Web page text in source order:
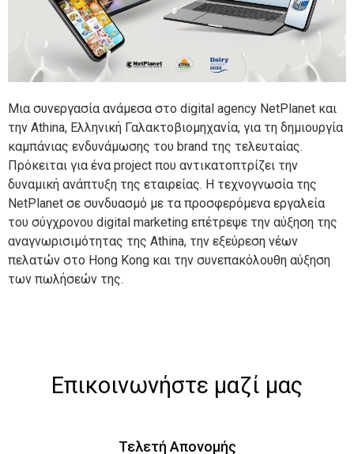
Μια συνεργασία ανάμεσα στο digital agency NetPlanet και
την Athina, Ελληνική Γαλακτοβιομηχανία, για τη δημιουργία
καμπάνιας ενδυνάμωσης του brand της τελευταίας.
Πρόκειται για ένα project που αντικατοπτρίζει την
δυναμική ανάπτυξη της εταιρείας. Η τεχνογνωσία της
NetPlanet σε συνδυασμό με τα προσφερόμενα εργαλεία
του σύγχρονου digital marketing επέτρεψε την αύξηση της
αναγνωρισιμότητας της Athina, την εξεύρεση νέων
πελατών στο Hong Kong και την συνεπακόλουθη αύξηση
των πωλήσεών της.
Επικοινωνήστε μαζί μας
Τελετή Απονομής